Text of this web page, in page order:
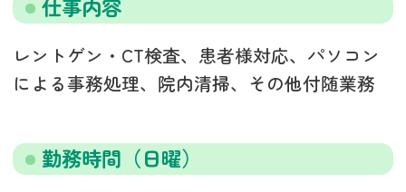
仕事内容
レントゲン・CT検査、患者様対応、パソコン
による事務処理、院内清掃、その他付随業務
勤務時間（日曜）